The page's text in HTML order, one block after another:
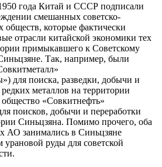
года Китай и СССР подписали
смешанных советско-
обществ, которые фактически
отрасли китайской экономики тех
примыкавшего к Советскому
Так, например, были
для поиска, разведки, добычи и
металлов на территории
«Совкитнефть»
поисков, добычи и переработки
Синьцзяна. Помимо прочего, оба
АО занимались в Синьцзяне
руды для советской